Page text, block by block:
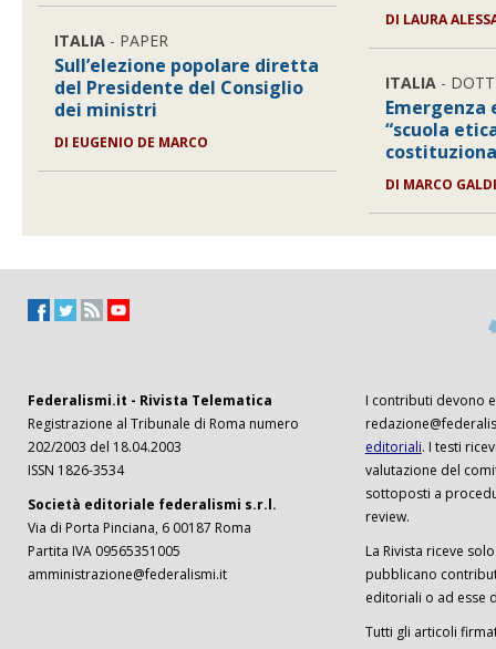
ITALIA - PAPER
Sull’elezione popolare diretta
del Presidente del Consiglio
dei ministri
DI EUGENIO DE MARCO
DI LAURA
ITALIA -
Emergenza
“scuola
DI MARCO
Federalismi.it - Rivista Telematica
Registrazione al Tribunale di Roma numero
202/2003 del 18.04.2003
ISSN 1826-3534
Società editoriale federalismi s.r.l.
Via di Porta Pinciana, 6 00187 Roma
Partita IVA 09565351005
amministrazione@federalismi.it
I contributi devono
editoriali. I testi
valutazione del
sottoposti a
review.
La Rivista riceve
pubblicano
editoriali o ad esse
Tutti gli articoli